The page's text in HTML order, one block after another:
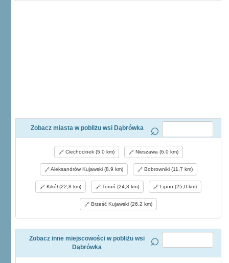
Zobacz miasta w pobliżu wsi Dąbrówka
Ciechocinek (5,0 km) Nieszawa (6,0 km)
Aleksandrów Kujawski (8,9 km) Bobrowniki (11,7 km)
Kikół (22,8 km) Toruń (24,3 km) Lipno (25,0 km)
Brześć Kujawski (26,2 km)
Zobacz inne miejscowości w pobliżu wsi
Dąbrówka